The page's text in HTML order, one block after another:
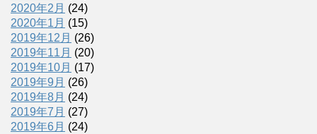
2020年2月 (24)
2020年1月 (15)
2019年12月 (26)
2019年11月 (20)
2019年10月 (17)
2019年9月 (26)
2019年8月 (24)
2019年7月 (27)
2019年6月 (24)